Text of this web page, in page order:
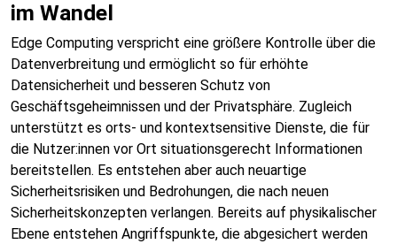
im Wandel
Edge Computing verspricht eine größere Kontrolle über die
Datenverbreitung und ermöglicht so für erhöhte
Datensicherheit und besseren Schutz von
Geschäftsgeheimnissen und der Privatsphäre. Zugleich
unterstützt es orts- und kontextsensitive Dienste, die für
die Nutzer:innen vor Ort situationsgerecht Informationen
bereitstellen. Es entstehen aber auch neuartige
Sicherheitsrisiken und Bedrohungen, die nach neuen
Sicherheitskonzepten verlangen. Bereits auf physikalischer
Ebene entstehen Angriffspunkte, die abgesichert werden